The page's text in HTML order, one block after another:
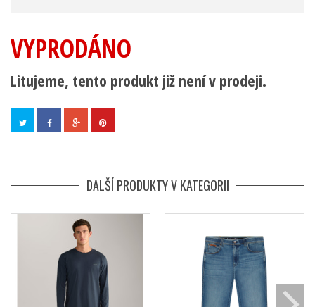
VYPRODÁNO
Litujeme, tento produkt již není v prodeji.
DALŠÍ PRODUKTY V KATEGORII